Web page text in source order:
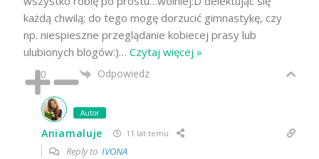
każdą chwilą; do tego mogę dorzucić gimnastykę, czy
np. niespieszne przeglądanie kobiecej prasy lub
ulubionych blogów:)… Czytaj więcej »
0 Odpowiedz
Autor
Aniamaluje 11 lat temu
Reply to IVONA